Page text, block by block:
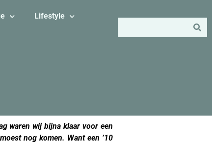
Lifestyle
waren wij bijna klaar voor een
nog komen. Want een ’10